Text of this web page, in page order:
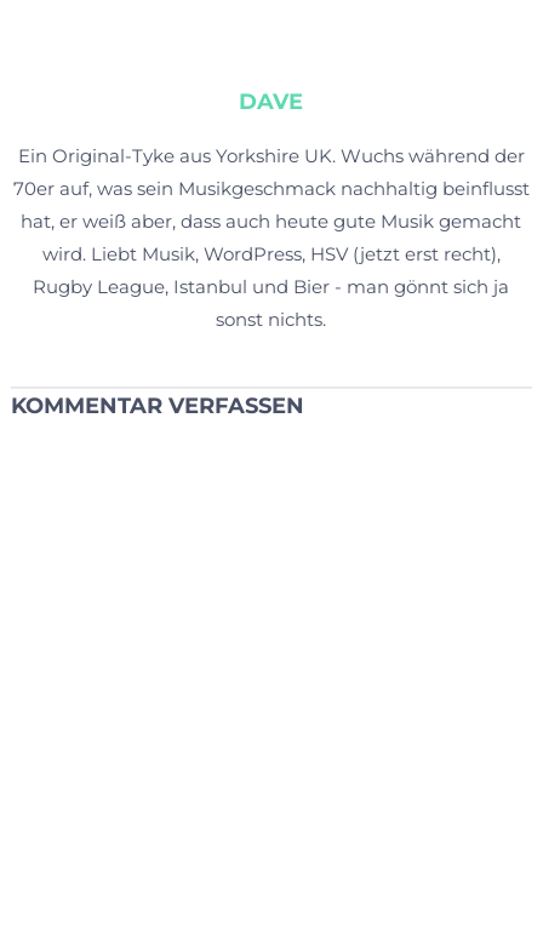
DAVE
Ein Original-Tyke aus Yorkshire UK. Wuchs während der
70er auf, was sein Musikgeschmack nachhaltig beinflusst
hat, er weiß aber, dass auch heute gute Musik gemacht
wird. Liebt Musik, WordPress, HSV (jetzt erst recht),
Rugby League, Istanbul und Bier - man gönnt sich ja
sonst nichts.
KOMMENTAR VERFASSEN